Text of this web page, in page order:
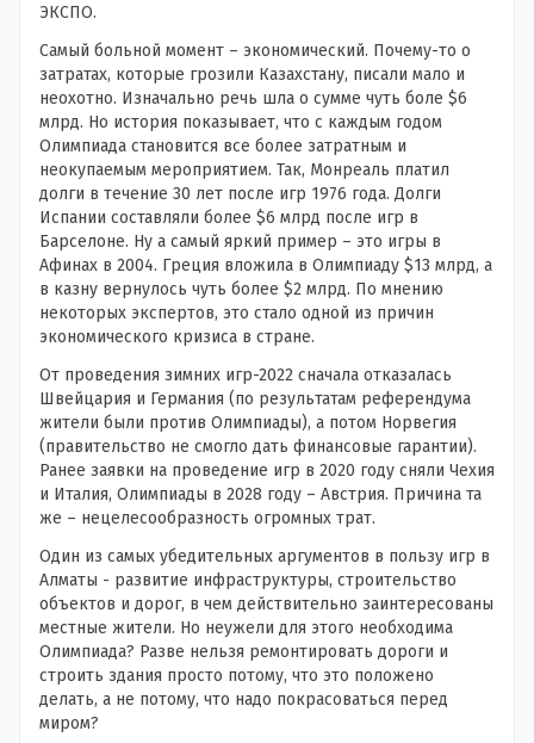
ЭКСПО.
Самый больной момент – экономический. Почему-то о
затратах, которые грозили Казахстану, писали мало и
неохотно. Изначально речь шла о сумме чуть боле $6
млрд. Но история показывает, что с каждым годом
Олимпиада становится все более затратным и
неокупаемым мероприятием. Так, Монреаль платил
долги в течение 30 лет после игр 1976 года. Долги
Испании составляли более $6 млрд после игр в
Барселоне. Ну а самый яркий пример – это игры в
Афинах в 2004. Греция вложила в Олимпиаду $13 млрд, а
в казну вернулось чуть более $2 млрд. По мнению
некоторых экспертов, это стало одной из причин
экономического кризиса в стране.
От проведения зимних игр-2022 сначала отказалась
Швейцария и Германия (по результатам референдума
жители были против Олимпиады), а потом Норвегия
(правительство не смогло дать финансовые гарантии).
Ранее заявки на проведение игр в 2020 году сняли Чехия
и Италия, Олимпиады в 2028 году – Австрия. Причина та
же – нецелесообразность огромных трат.
Один из самых убедительных аргументов в пользу игр в
Алматы - развитие инфраструктуры, строительство
объектов и дорог, в чем действительно заинтересованы
местные жители. Но неужели для этого необходима
Олимпиада? Разве нельзя ремонтировать дороги и
строить здания просто потому, что это положено
делать, а не потому, что надо покрасоваться перед
миром?